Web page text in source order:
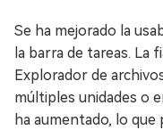
Se ha mejorado la
la barra de tareas. La
Explorador de
múltiples unidades o
ha aumentado, lo